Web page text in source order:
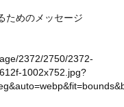
ためのメッセージ
2372/2750/2372-
1002x752.jpg?